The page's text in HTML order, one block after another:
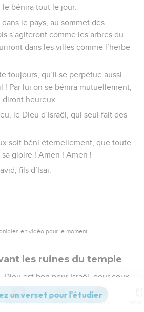
le bénira tout le jour.
le pays, au sommet des
s’agiteront comme les arbres du
dans les villes comme l’herbe
toujours, qu’il se perpétue aussi
! Par lui on se bénira mutuellement,
heureux.
le Dieu d’Israël, qui seul fait des
soit béni éternellement, que toute
gloire ! Amen ! Amen !
fils d’Isaï.
en vidéo pour le moment.
les ruines du temple
Dieu est bon pour Israël, pour ceux
trébucher, mes pas étaient sur le
Commentaires Strong